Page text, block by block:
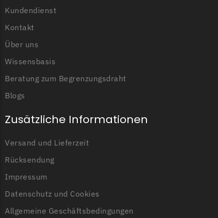
Grouw
Grouw Messer
Begrenzungsdraht
Güde
Güde Messer
Begrenzungsdraht
Honda
Begrenzungsdraht
Kress
Kress Messer
Begrenzungsdraht
LandXcape
Kundendienst
Kontakt
Über uns
Wissensbasis
Beratung zum Begrenzungsdraht
Blogs
Zusätzliche Informationen
Versand und Lieferzeit
Rücksendung
Impressum
Datenschutz und Cookies
Allgemeine Geschäftsbedingungen